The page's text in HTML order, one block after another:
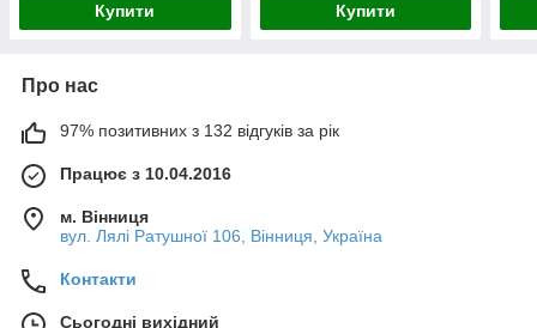
Купити Купити
Про нас
97% позитивних з 132 відгуків за рік
Працює з 10.04.2016
м. Вінниця
вул. Лялі Ратушної 106, Вінниця, Україна
Контакти
Сьогодні вихідний